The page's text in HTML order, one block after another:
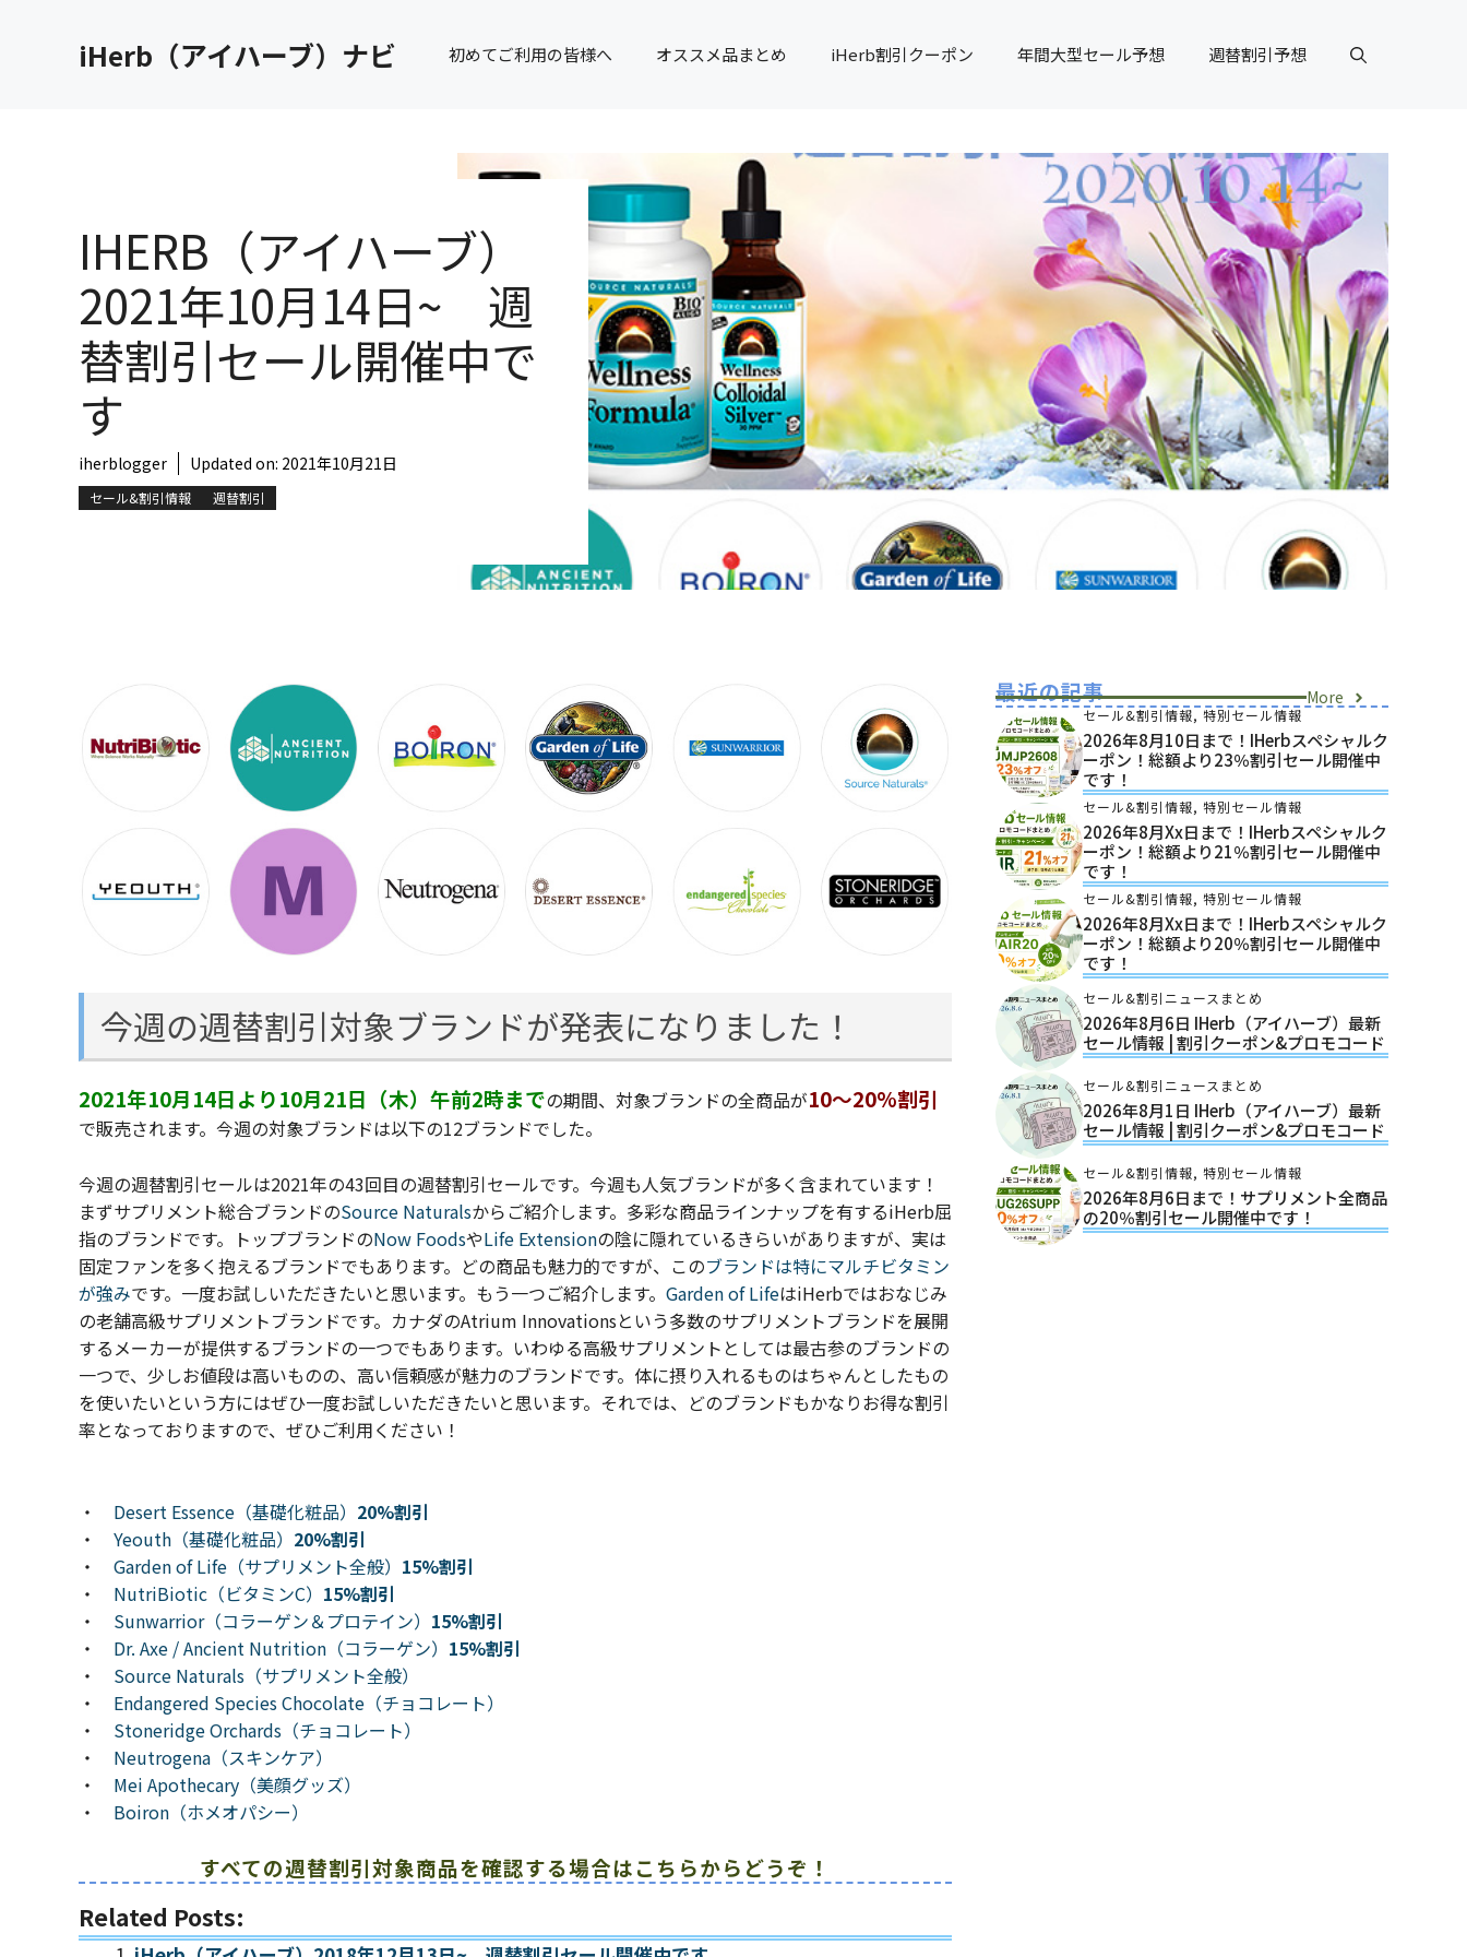
iHerb（アイハーブ）ナビ 初めてご利用の皆様へ オススメ品まとめ iHerb割引クーポン 年間大型セール予想 週替割引予想
IHERB（アイハーブ）
2021年10月14日~ 週
替割引セール開催中で
す
iherblogger Updated on: 2021年10月21日
セール&割引情報 週替割引
今週の週替割引対象ブランドが発表になりました！
2021年10月14日より10月21日（木）午前2時までの期間、対象ブランドの全商品が10～20%割引
で販売されます。今週の対象ブランドは以下の12ブランドでした。
今週の週替割引セールは2021年の43回目の週替割引セールです。 今週も人気ブランドが多く含まれています！
まずサプリメント総合ブランドのSource Naturalsからご紹介します。多彩な商品ラインナップを有するiHerb屈
指のブランドです。トップブランドのNow FoodsやLife Extensionの陰に隠れているきらいがありますが、実は
固定ファンを多く抱えるブランドでもあります。どの商品も魅力的ですが、このブランドは特にマルチビタミン
が強みです。一度お試しいただきたいと思います。もう一つご紹介します。 Garden of LifeはiHerbではおなじみ
の老舗高級サプリメントブランドです。カナダのAtrium Innovationsという多数のサプリメントブランドを展開
するメーカーが提供するブランドの一つでもあります。いわゆる高級サプリメントとしては最古参のブランドの
一つで、少しお値段は高いものの、高い信頼感が魅力のブランドです。体に摂り入れるものはちゃんとしたもの
を使いたいという方にはぜひ一度お試しいただきたいと思います。それでは、 どのブランドもかなりお得な割引
率となっておりますので、ぜひご利用ください！
・ Desert Essence（基礎化粧品） 20%割引
・ Yeouth（基礎化粧品） 20%割引
・ Garden of Life（サプリメント全般） 15%割引
・ NutriBiotic（ビタミンC） 15%割引
・ Sunwarrior（コラーゲン＆プロテイン） 15%割引
・ Dr. Axe / Ancient Nutrition（コラーゲン） 15%割引
・ Source Naturals（サプリメント全般）
・ Endangered Species Chocolate（チョコレート）
・ Stoneridge Orchards（チョコレート）
・ Neutrogena（スキンケア）
・ Mei Apothecary（美顔グッズ）
・ Boiron（ホメオパシー）
すべての週替割引対象商品を確認する場合はこちらからどうぞ！
Related Posts:
最近の記事 More
セール&割引情報, 特別セール情報
2026年8月10日まで！iHerbスペシャルク
ーポン！総額より23％割引セール開催中
です！
セール&割引情報, 特別セール情報
2026年8月xx日まで！iHerbスペシャルク
ーポン！総額より21％割引セール開催中
です！
セール&割引情報, 特別セール情報
2026年8月xx日まで！iHerbスペシャルク
ーポン！総額より20％割引セール開催中
です！
セール&割引ニュースまとめ
2026年8月6日 IHerb（アイハーブ）最新
セール情報 | 割引クーポン&プロモコード
セール&割引ニュースまとめ
2026年8月1日 IHerb（アイハーブ）最新
セール情報 | 割引クーポン&プロモコード
セール&割引情報, 特別セール情報
2026年8月6日まで！サプリメント全商品
の20％割引セール開催中です！